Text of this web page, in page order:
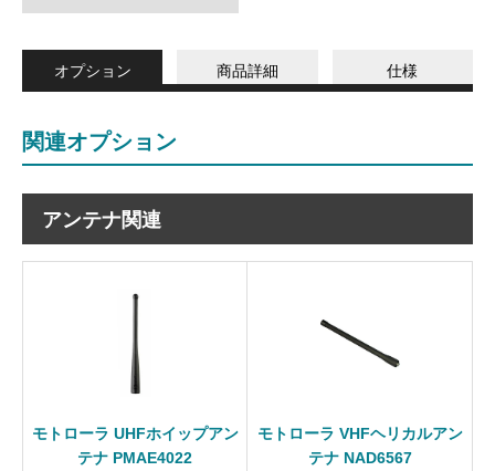
オプション 商品詳細 仕様
関連オプション
アンテナ関連
モトローラ UHFホイップアン
テナ PMAE4022
モトローラ VHFヘリカルアン
テナ NAD6567